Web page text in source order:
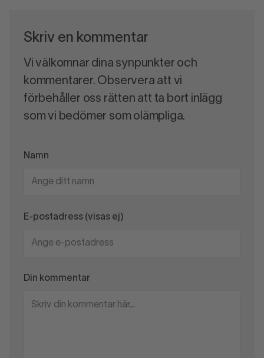
Skriv en kommentar
Vi välkomnar dina synpunkter och
kommentarer. Observera att vi
förbehåller oss rätten att ta bort inlägg
som vi bedömer som olämpliga.
Namn
E-postadress (visas ej)
Din kommentar